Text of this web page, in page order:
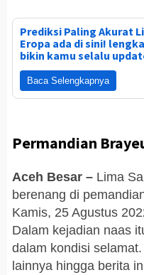
Prediksi Paling Akurat
Eropa ada di sini!
bikin kamu selalu
Baca Selengkapnya
Permandian
Aceh Besar – Lima
berenang di
Kamis, 25 Agustus
Dalam kejadian naas
dalam kondisi
lainnya hingga berita